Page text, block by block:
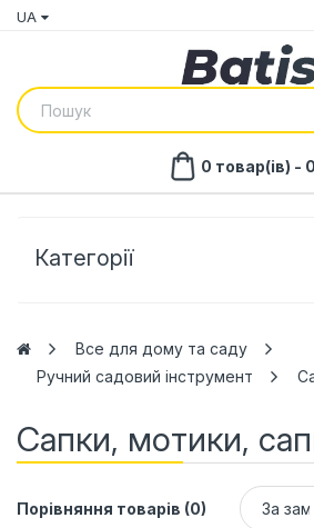
UA
0 товар(ів) -
Категорії
Все для дому та саду
Ручний садовий інструмент
Сапки, мотики,
Порівняння товарів (0)